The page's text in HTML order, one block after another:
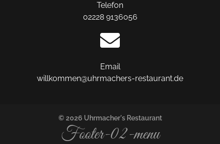
Telefon
02228 9136056
Email
willkommen@uhrmachers-restaurant.de
© 2026 Uhrmacher's Restaurant
Footer-02-menu